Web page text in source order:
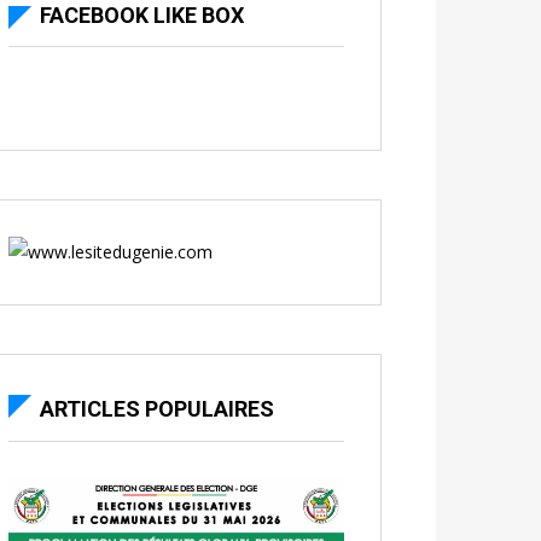
FACEBOOK LIKE BOX
ARTICLES POPULAIRES